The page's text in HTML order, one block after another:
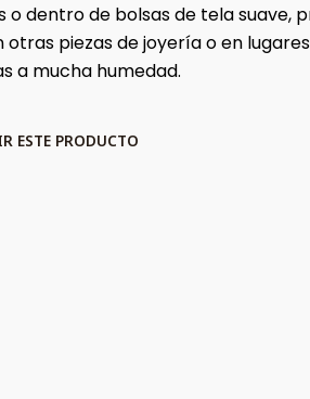
o dentro de bolsas de tela suave,
otras piezas de joyería o en
a mucha humedad.
ESTE PRODUCTO